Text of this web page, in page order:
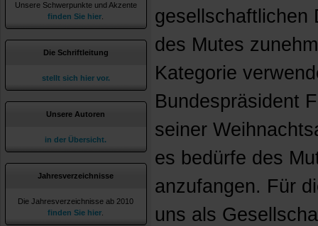
Unsere Schwerpunkte und Akzente
finden Sie hier
Die Schriftleitung
stellt sich hier vor.
Unsere Autoren
in der Übersicht.
Jahresverzeichnisse
Die Jahresverzeichnisse ab 2010
finden Sie hier
gesellschaftlichen
des Mutes
Kategorie
Bundespräsident
seiner
es bedürfe des
anzufangen. Für
uns als